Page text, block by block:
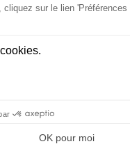
hippiques.